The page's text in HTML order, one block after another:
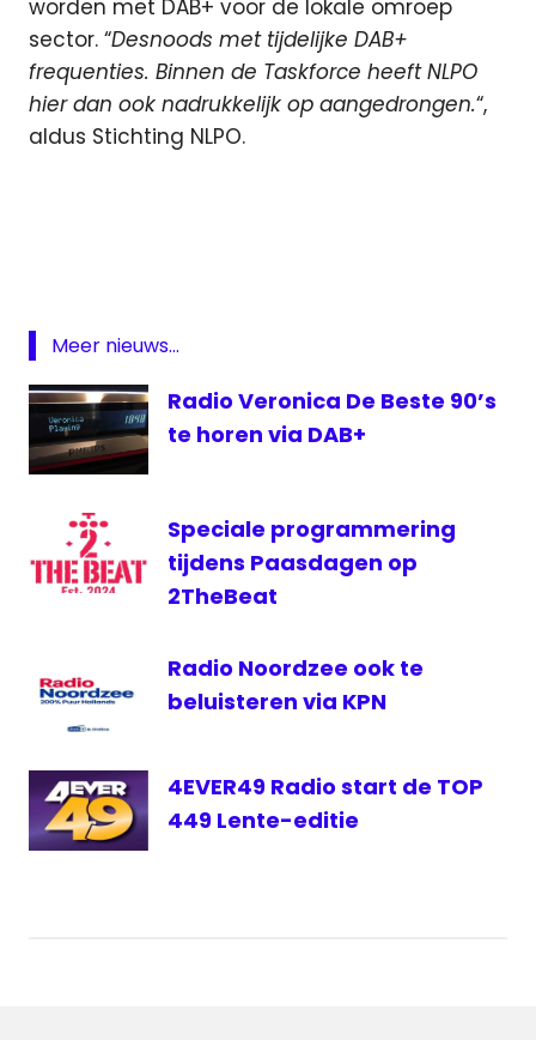
worden met DAB+ voor de lokale omroep
sector. “Desnoods met tijdelijke DAB+
frequenties. Binnen de Taskforce heeft NLPO
hier dan ook nadrukkelijk op aangedrongen.“,
aldus Stichting NLPO.
Taskforce
Meer nieuws...
Radio Veronica De Beste 90’s
te horen via DAB+
Speciale programmering
tijdens Paasdagen op
2TheBeat
Radio Noordzee ook te
beluisteren via KPN
4EVER49 Radio start de TOP
449 Lente-editie